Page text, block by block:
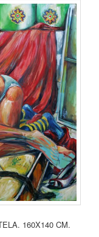
160X140 CM.